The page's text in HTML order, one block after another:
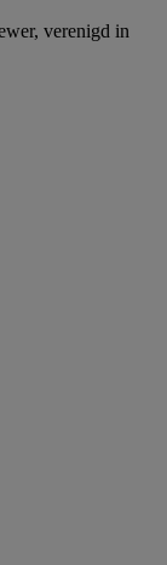
verenigd in